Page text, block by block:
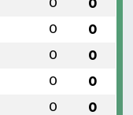
0 0
0 0
0 0
0 0
0 0